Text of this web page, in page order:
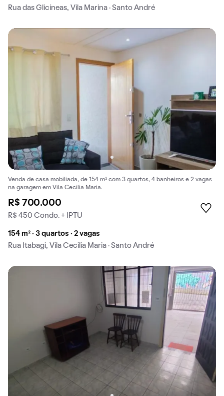
Rua das Glicíneas, Vila Marina · Santo André
Venda de casa mobiliada, de 154 m² com 3 quartos, 4 banheiros e 2 vagas
na garagem em Vila Cecilia Maria.
R$ 700.000
R$ 450 Condo. + IPTU
154 m² · 3 quartos · 2 vagas
Rua Itabagi, Vila Cecilia Maria · Santo André